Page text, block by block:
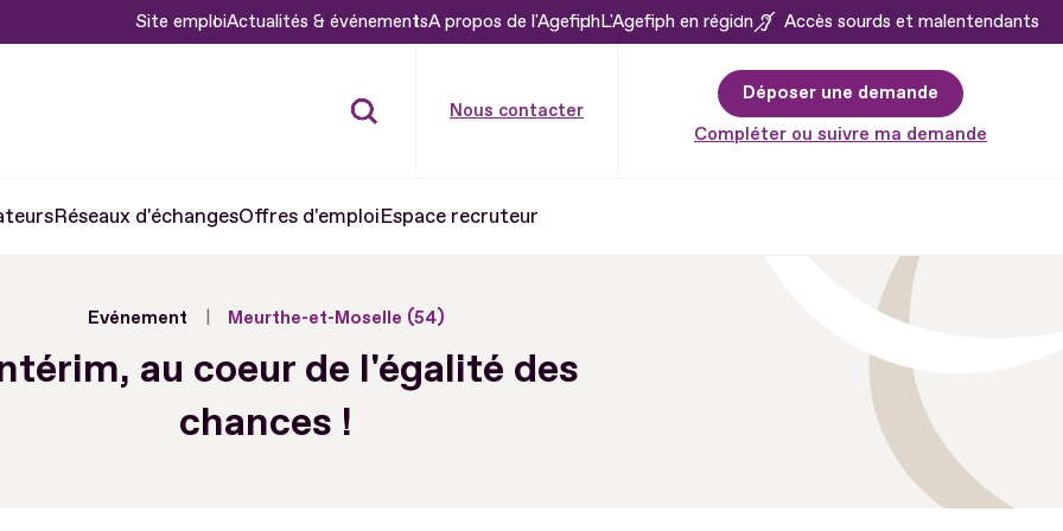
Site emploiActualités & événementsA propos de l'AgefiphL'Agefiph en région Accès sourds et malentendants
Nous contacter
Déposer une demande
Compléter ou suivre ma demande
Réseaux d'échangesOffres d'emploiEspace recruteur
Evénement Meurthe-et-Moselle (54)
au coeur de l'égalité des
chances !